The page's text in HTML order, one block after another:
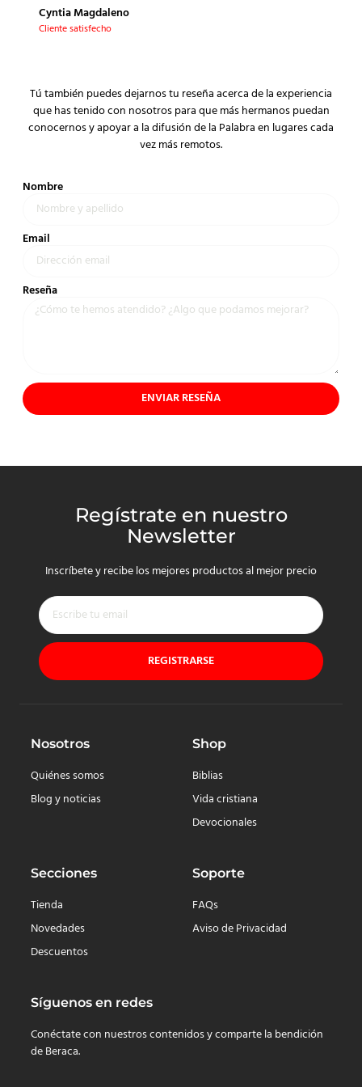
Cyntia Magdaleno
Cliente satisfecho
Tú también puedes dejarnos tu reseña acerca de la experiencia
que has tenido con nosotros para que más hermanos puedan
conocernos y apoyar a la difusión de la Palabra en lugares cada
vez más remotos.
Nombre
Email
Reseña
ENVIAR RESEÑA
Regístrate en nuestro
Newsletter
Inscríbete y recibe los mejores productos al mejor precio
REGISTRARSE
Nosotros
Quiénes somos
Blog y noticias
Shop
Biblias
Vida cristiana
Devocionales
Secciones
Tienda
Novedades
Descuentos
Soporte
FAQs
Aviso de Privacidad
Síguenos en redes
Conéctate con nuestros contenidos y comparte la bendición
de Beraca.